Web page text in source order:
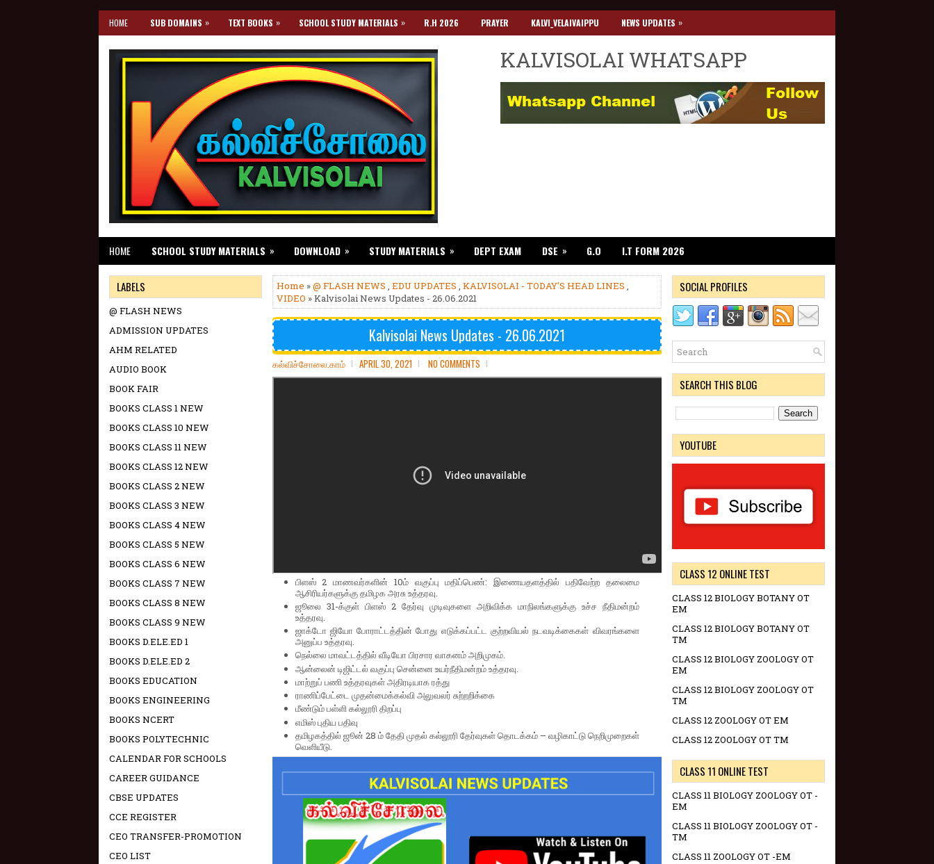
HOME SUB DOMAINS » TEXT BOOKS » SCHOOL STUDY MATERIALS » R.H 2026 PRAYER KALVI_VELAIVAIPPU NEWS UPDATES »
KALVISOLAI WHATSAPP
HOME SCHOOL STUDY MATERIALS » DOWNLOAD » STUDY MATERIALS » DEPT EXAM DSE » G.O I.T FORM 2026
Home »@ FLASH NEWS , EDU UPDATES , KALVISOLAI - TODAY'S HEAD LINES ,
VIDEO » Kalvisolai News Updates - 26.06.2021
Kalvisolai News Updates - 26.06.2021
கல்விச்சோலை.காம் APRIL 30, 2021 NO COMMENTS
பிளஸ் 2 மாணவர்களின் 10ம் வகுப்பு மதிப்பெண்: இணையதளத்தில் பதிவேற்ற தலைமை
ஆசிரியர்களுக்கு தமிழக அரசு உத்தரவு.
ஜூலை 31-க்குள் பிளஸ் 2 தேர்வு முடிவுகளை அறிவிக்க மாநிலங்களுக்கு உச்ச நீதிமன்றம்
உத்தரவு.
ஜாக்டோ ஜியோ போராட்டத்தின் போது எடுக்கப்பட்ட குற்றவியல் நடவடிக்கைகள் விவரங்களை
அனுப்ப உத்தரவு.
நெல்லை மாவட்டத்தில் வீடியோ பிரசார வாகனம் அறிமுகம்.
ஆன்லைன் டிஜிட்டல் வகுப்பு சென்னை உயர்நீதிமன்றம் உத்தரவு.
மாற்றுப் பணி உத்தரவுகள் அதிரடியாக ரத்து
ராணிப்பேட்டை முதன்மைக்கல்வி அலுவலர் சுற்றறிக்கை
மீண்டும் பள்ளி கல்லூரி திறப்பு
எமிஸ் புதிய பதிவு
தமிழகத்தில் ஜூன் 28 ம் தேதி முதல் கல்லூரி தேர்வுகள் தொடக்கம் – வழிகாட்டு நெறிமுறைகள்
வெளியீடு.
LABELS
@ FLASH NEWS
ADMISSION UPDATES
AHM RELATED
AUDIO BOOK
BOOK FAIR
BOOKS CLASS 1 NEW
BOOKS CLASS 10 NEW
BOOKS CLASS 11 NEW
BOOKS CLASS 12 NEW
BOOKS CLASS 2 NEW
BOOKS CLASS 3 NEW
BOOKS CLASS 4 NEW
BOOKS CLASS 5 NEW
BOOKS CLASS 6 NEW
BOOKS CLASS 7 NEW
BOOKS CLASS 8 NEW
BOOKS CLASS 9 NEW
BOOKS D.ELE.ED 1
BOOKS D.ELE.ED 2
BOOKS EDUCATION
BOOKS ENGINEERING
BOOKS NCERT
BOOKS POLYTECHNIC
CALENDAR FOR SCHOOLS
CAREER GUIDANCE
CBSE UPDATES
CCE REGISTER
CEO TRANSFER-PROMOTION
CEO LIST
SOCIAL PROFILES
SEARCH THIS BLOG
YOUTUBE
CLASS 12 ONLINE TEST
CLASS 12 BIOLOGY BOTANY OT
EM
CLASS 12 BIOLOGY BOTANY OT
TM
CLASS 12 BIOLOGY ZOOLOGY OT
EM
CLASS 12 BIOLOGY ZOOLOGY OT
TM
CLASS 12 ZOOLOGY OT EM
CLASS 12 ZOOLOGY OT TM
CLASS 11 ONLINE TEST
CLASS 11 BIOLOGY ZOOLOGY OT -
EM
CLASS 11 BIOLOGY ZOOLOGY OT -
TM
CLASS 11 ZOOLOGY OT -EM